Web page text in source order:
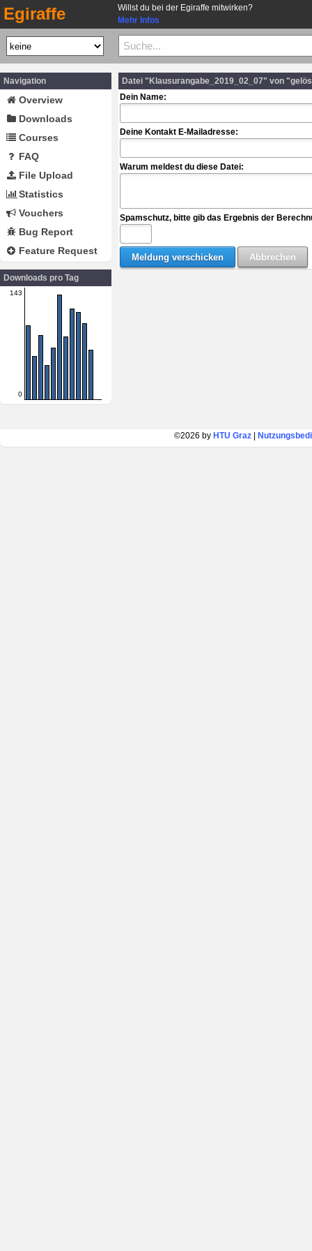
Egiraffe
Willst du bei der Egiraffe mitwirken?
Mehr Infos
Navigation
Overview
Downloads
Courses
FAQ
File Upload
Statistics
Vouchers
Bug Report
Feature Request
Downloads pro Tag
143
0
Datei "Klausurangabe_2019_02_07" von
Dein Name:
Deine Kontakt E-Mailadresse:
Warum meldest du diese Datei:
Spamschutz, bitte gib das Ergebnis der
©2026 by HTU Graz|